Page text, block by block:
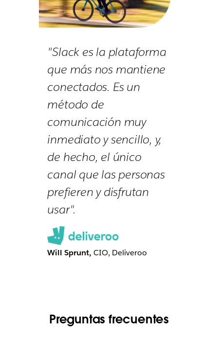
"Slack es la plataforma
que más nos mantiene
conectados. Es un
método de
comunicación muy
inmediato y sencillo, y,
de hecho, el único
canal que las personas
prefieren y disfrutan
usar".
Will Sprunt, CIO, Deliveroo
Preguntas frecuentes